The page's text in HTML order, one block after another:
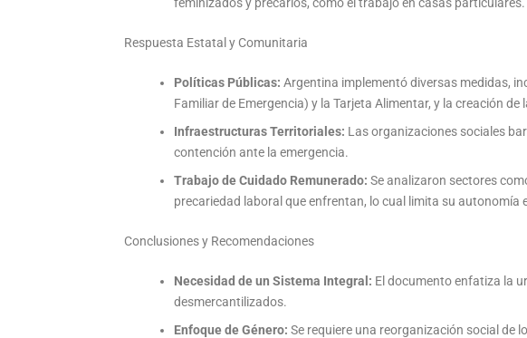
Respuesta Estatal y Comunitaria
Políticas Públicas: Argentina implementó diversas medidas,
Familiar de Emergencia) y la Tarjeta Alimentar, y la creación
Infraestructuras Territoriales: Las organizaciones sociales
contención ante la emergencia.
Trabajo de Cuidado Remunerado: Se analizaron sectores
precariedad laboral que enfrentan, lo cual limita su autonomía
Conclusiones y Recomendaciones
Necesidad de un Sistema Integral: El documento enfatiza la
desmercantilizados.
Enfoque de Género: Se requiere una reorganización social de